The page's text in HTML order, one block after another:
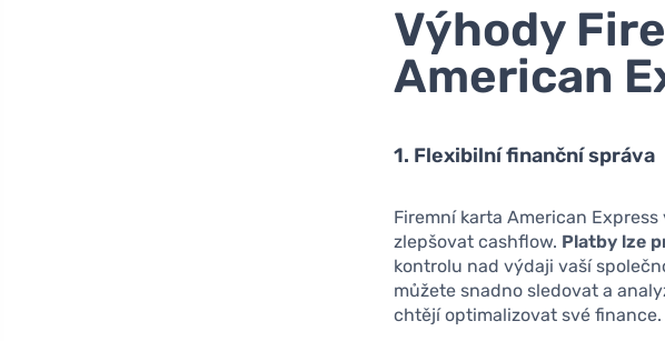
Výhody
American
1. Flexibilní finanční správa
Firemní karta American
zlepšovat cashflow. Platby lze
kontrolu nad výdaji vaší
můžete snadno sledovat a
chtějí optimalizovat své finance.